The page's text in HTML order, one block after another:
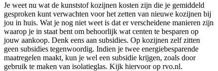
Je weet nu wat de kunststof kozijnen kosten zijn die je gemiddeld
gesproken kunt verwachten voor het zetten van nieuwe kozijnen bij
jou in huis. Wat je nog niet weet is dat er verscheidene manieren zijn
waarop je in staat bent om behoorlijk wat centen te besparen op
jouw aankoop. Denk eens aan subsidies. Op kozijnen zelf zitten
geen subsidies tegenwoordig. Indien je twee energiebesparende
maatregelen maakt, kun je wel een subsidie krijgen, zoals door
gebruik te maken van isolatieglas. Kijk hiervoor op rvo.nl.